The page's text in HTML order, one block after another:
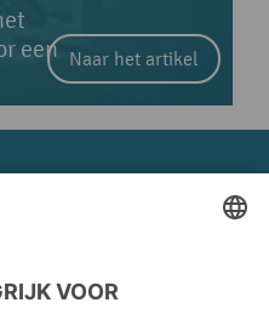
een Naar het artikel